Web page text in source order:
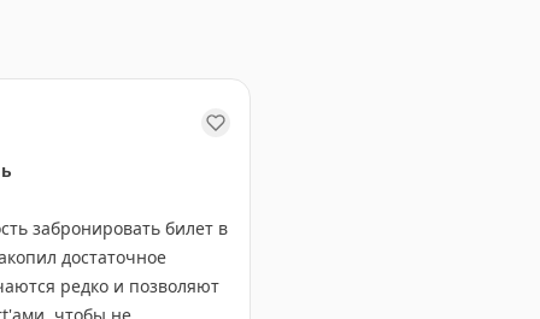
забронировать билет в
достаточное
редко и позволяют